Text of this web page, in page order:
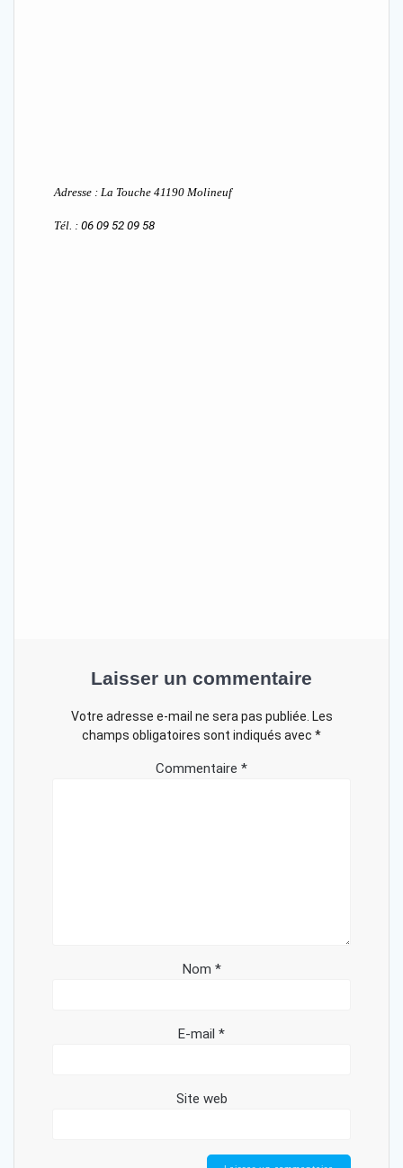
Adresse : La Touche 41190 Molineuf
Tél. : 06 09 52 09 58
Laisser un commentaire
Votre adresse e-mail ne sera pas publiée. Les
champs obligatoires sont indiqués avec *
Commentaire *
Nom *
E-mail *
Site web